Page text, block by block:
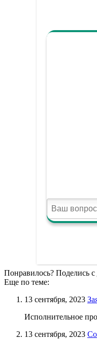
Понравилось? Поделись с
Еще по теме:
13 сентября, 2023
Исполнительное
13 сентября, 2023